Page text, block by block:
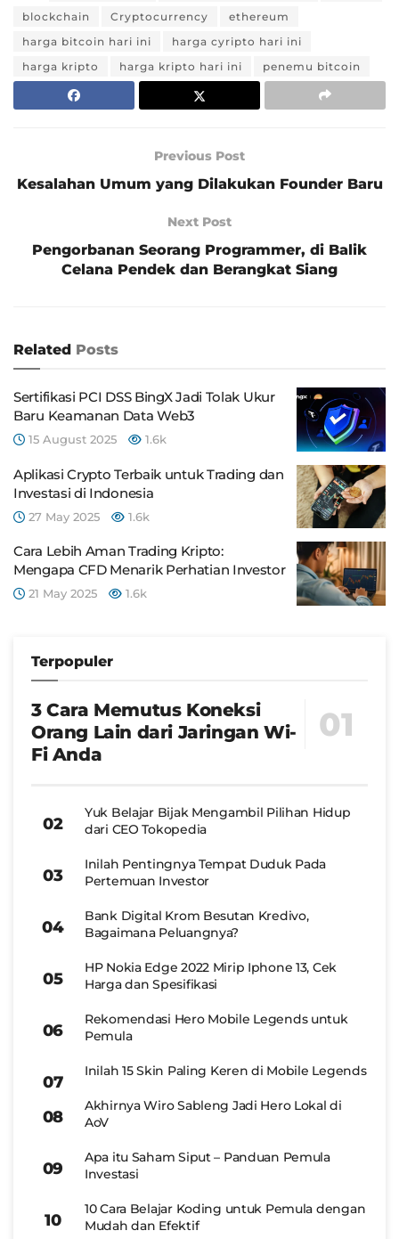
blockchain
Cryptocurrency
ethereum
harga bitcoin hari ini
harga cyripto hari ini
harga kripto
harga kripto hari ini penemu bitcoin
Previous Post
Kesalahan Umum yang Dilakukan Founder Baru
Next Post
Pengorbanan Seorang Programmer, di Balik
Celana Pendek dan Berangkat Siang
Related Posts
Sertifikasi PCI DSS BingX Jadi Tolak Ukur
Baru Keamanan Data Web3
15 August 2025 1.6k
Aplikasi Crypto Terbaik untuk Trading dan
Investasi di Indonesia
27 May 2025 1.6k
Cara Lebih Aman Trading Kripto:
Mengapa CFD Menarik Perhatian Investor
21 May 2025 1.6k
Terpopuler
3 Cara Memutus Koneksi
Orang Lain dari Jaringan Wi-
Fi Anda
Yuk Belajar Bijak Mengambil Pilihan Hidup
dari CEO Tokopedia
Inilah Pentingnya Tempat Duduk Pada
Pertemuan Investor
Bank Digital Krom Besutan Kredivo,
Bagaimana Peluangnya?
HP Nokia Edge 2022 Mirip Iphone 13, Cek
Harga dan Spesifikasi
Rekomendasi Hero Mobile Legends untuk
Pemula
Inilah 15 Skin Paling Keren di Mobile Legends
Akhirnya Wiro Sableng Jadi Hero Lokal di
AoV
Apa itu Saham Siput – Panduan Pemula
Investasi
10 Cara Belajar Koding untuk Pemula dengan
Mudah dan Efektif